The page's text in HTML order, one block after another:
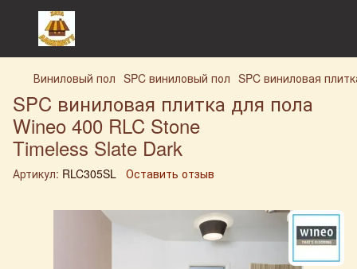
Виниловый пол SPC виниловый пол SPC виниловая
SPC виниловая плитка для пола
Wineo 400 RLC Stone
Timeless Slate Dark
Артикул: RLC305SL Оставить отзыв